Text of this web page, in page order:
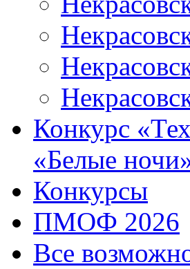
Конкурс
«Белые
Конкурсы
ПМОФ 2026
Все